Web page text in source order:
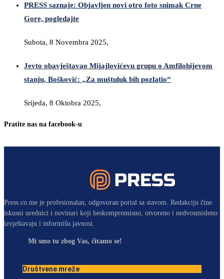
PRESS saznaje: Objavljen novi otro foto snimak Crne
Gore, pogledajte
Subota, 8 Novembra 2025,
Jevto obavještavao Mijajlovićevu grupu o Amfilohijevom
stanju, Bošković: „Za muštuluk bih pozlatio“
Srijeda, 8 Oktobra 2025,
Pratite nas na facebook-u
Press.co.me je profesionalan, odgovoran portal sa stavom. Redakciju čine
iskusni urednici i novinari koji beskompromisno, otvoreno i nedvosmisleno
izvještavaju i informišu javnost.
Mi smo tu zbog Vas, čitamo se!
Društvene mreže